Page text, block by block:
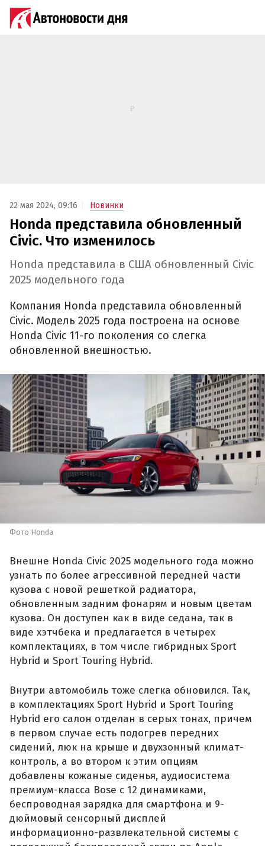
22 мая 2024, 09:16 Новинки
Honda представила обновленный
Civic. Что изменилось
Honda представила в США обновленный Civic
2025 модельного года
Компания Honda представила обновленный
Civic. Модель 2025 года построена на основе
Honda Civic 11-го поколения со слегка
обновленной внешностью.
Фото Honda
Внешне Honda Civic 2025 модельного года можно
узнать по более агрессивной передней части
кузова с новой решеткой радиатора,
обновленным задним фонарям и новым цветам
кузова. Он доступен как в виде седана, так в
виде хэтчбека и предлагается в четырех
комплектациях, в том числе гибридных Sport
Hybrid и Sport Touring Hybrid.
Внутри автомобиль тоже слегка обновился. Так,
в комплектациях Sport Hybrid и Sport Touring
Hybrid его салон отделан в серых тонах, причем
в первом случае есть подогрев передних
сидений, люк на крыше и двухзонный климат-
контроль, а во втором к этим опциям
добавлены кожаные сиденья, аудиосистема
премиум-класса Bose с 12 динамиками,
беспроводная зарядка для смартфона и 9-
дюймовый сенсорный дисплей
информационно-развлекательной системы с